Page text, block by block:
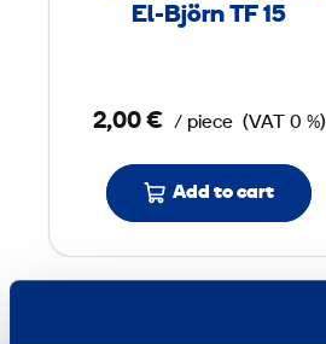
2
4
0
m
El-Björn TF 15
2,00 € / piece (VAT 0 %)
Add to cart